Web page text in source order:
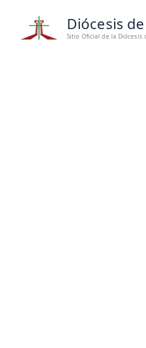
contenido
Diócesis
Sitio Oficial de la Diócesis